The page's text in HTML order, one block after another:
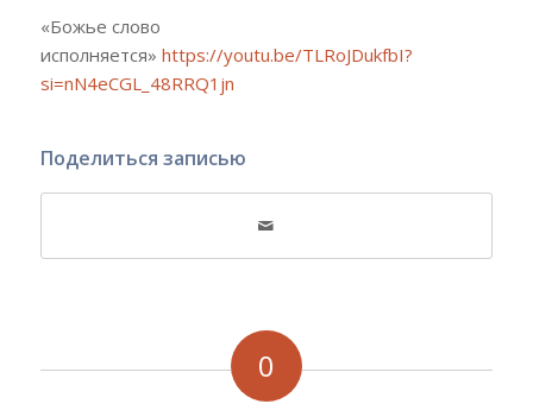
«Божье слово
исполняется» https://youtu.be/TLRoJDukfbI?
si=nN4eCGL_48RRQ1jn
Поделиться записью
0